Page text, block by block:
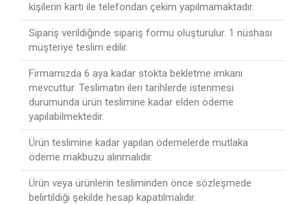
kişilerin kartı ile telefondan çekim yapılmamaktadır.
Sipariş verildiğinde sipariş formu oluşturulur. 1 nüshası
müşteriye teslim edilir.
Firmamızda 6 aya kadar stokta bekletme imkanı
mevcuttur. Teslimatın ileri tarihlerde istenmesi
durumunda ürün teslimine kadar elden ödeme
yapılabilmektedir.
Ürün teslimine kadar yapılan ödemelerde mutlaka
ödeme makbuzu alınmalıdır.
Ürün veya ürünlerin tesliminden önce sözleşmede
belirtildiği şekilde hesap kapatılmalıdır.